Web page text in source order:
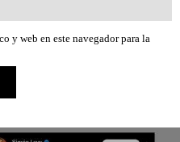
y web en este navegador para la